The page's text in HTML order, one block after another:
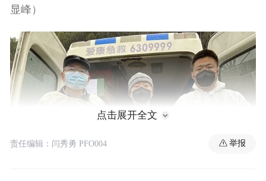
显峰）
点击展开全文
责任编辑：闫秀勇 PFO004 举报